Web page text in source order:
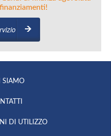
SIAMO
DI UTILIZZO